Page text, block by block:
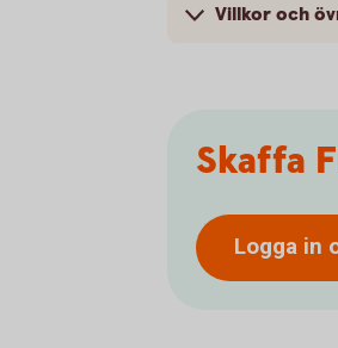
Villkor och
Skaffa
Logga in